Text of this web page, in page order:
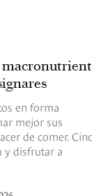
en forma
mejor sus
de comer.
y disfrutar a